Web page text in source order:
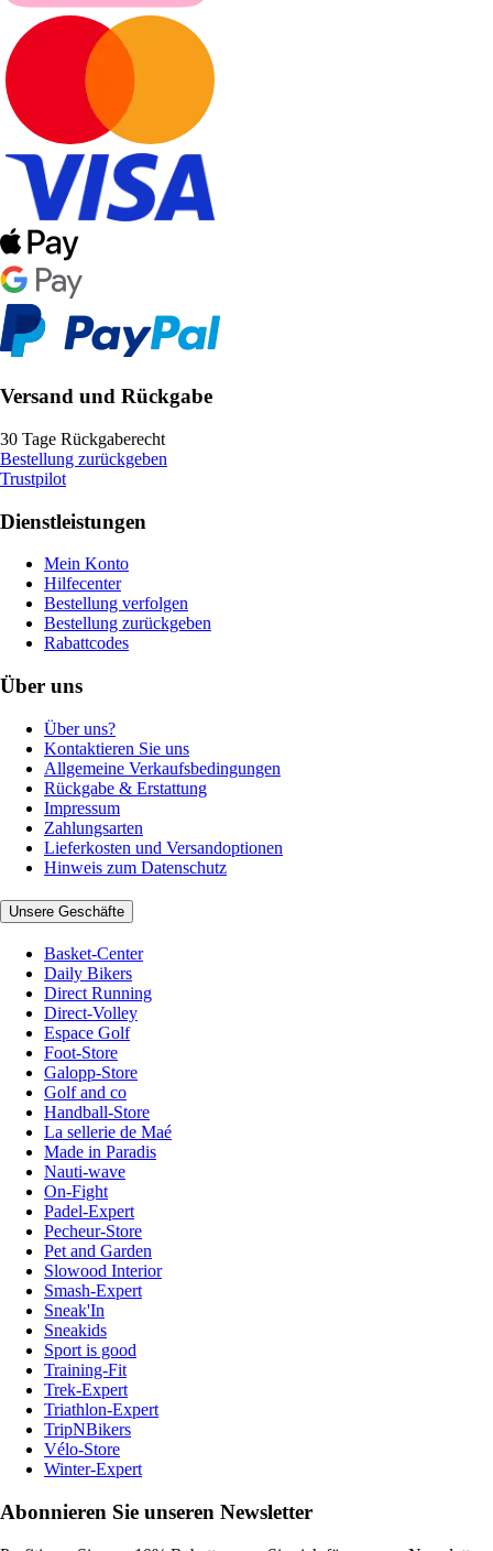
Versand und Rückgabe
30 Tage Rückgaberecht
Bestellung zurückgeben
Trustpilot
Dienstleistungen
Mein Konto
Hilfecenter
Bestellung verfolgen
Bestellung zurückgeben
Rabattcodes
Über uns
Über uns?
Kontaktieren Sie uns
Allgemeine Verkaufsbedingungen
Rückgabe & Erstattung
Impressum
Zahlungsarten
Lieferkosten und Versandoptionen
Hinweis zum Datenschutz
Unsere Geschäfte
Basket-Center
Daily Bikers
Direct Running
Direct-Volley
Espace Golf
Foot-Store
Galopp-Store
Golf and co
Handball-Store
La sellerie de Maé
Made in Paradis
Nauti-wave
On-Fight
Padel-Expert
Pecheur-Store
Pet and Garden
Slowood Interior
Smash-Expert
Sneak'In
Sneakids
Sport is good
Training-Fit
Trek-Expert
Triathlon-Expert
TripNBikers
Vélo-Store
Winter-Expert
Abonnieren Sie unseren Newsletter